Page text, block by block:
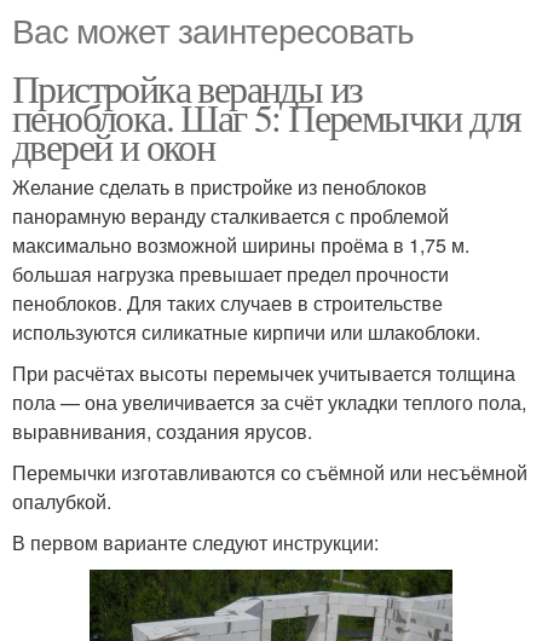
Вас может заинтересовать
Пристройка веранды из
пеноблока. Шаг 5: Перемычки для
дверей и окон
Желание сделать в пристройке из пеноблоков
панорамную веранду сталкивается с проблемой
максимально возможной ширины проёма в 1,75 м.
большая нагрузка превышает предел прочности
пеноблоков. Для таких случаев в строительстве
используются силикатные кирпичи или шлакоблоки.
При расчётах высоты перемычек учитывается толщина
пола — она увеличивается за счёт укладки теплого пола,
выравнивания, создания ярусов.
Перемычки изготавливаются со съёмной или несъёмной
опалубкой.
В первом варианте следуют инструкции: